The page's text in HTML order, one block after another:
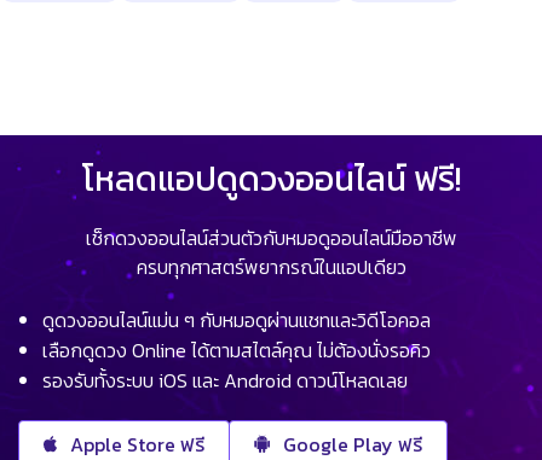
โหลดแอปดูดวงออนไลน์ ฟรี!
เช็กดวงออนไลน์ส่วนตัวกับหมอดูออนไลน์มืออาชีพ
ครบทุกศาสตร์พยากรณ์ในแอปเดียว
ดูดวงออนไลน์แม่น ๆ กับหมอดูผ่านแชทและวิดีโอคอล
เลือกดูดวง Online ได้ตามสไตล์คุณ ไม่ต้องนั่งรอคิว
รองรับทั้งระบบ iOS และ Android ดาวน์โหลดเลย
Apple Store ฟรี Google Play ฟรี